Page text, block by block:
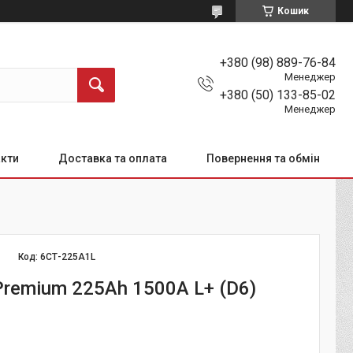
Кошик
+380 (98) 889-76-84
Менеджер
+380 (50) 133-85-02
Менеджер
Доставка та оплата Повернення та обмін
Код:6СТ-225А1L
225Аh 1500A L+ (D6)